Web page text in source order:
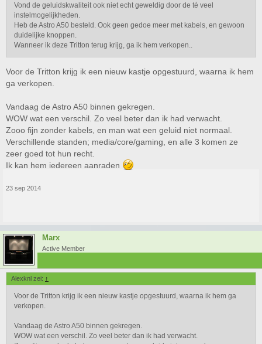
Vond de geluidskwaliteit ook niet echt geweldig door de té veel
instelmogelijkheden.
Heb de Astro A50 besteld. Ook geen gedoe meer met kabels, en gewoon
duidelijke knoppen.
Wanneer ik deze Tritton terug krijg, ga ik hem verkopen..
Voor de Tritton krijg ik een nieuw kastje opgestuurd, waarna ik hem
ga verkopen.
Vandaag de Astro A50 binnen gekregen.
WOW wat een verschil. Zo veel beter dan ik had verwacht.
Zooo fijn zonder kabels, en man wat een geluid niet normaal.
Verschillende standen; media/core/gaming, en alle 3 komen ze
zeer goed tot hun recht.
Ik kan hem iedereen aanraden
23 sep 2014
Marx
Active Member
Alexknl zei: ↑
Voor de Tritton krijg ik een nieuw kastje opgestuurd, waarna ik hem ga
verkopen.
Vandaag de Astro A50 binnen gekregen.
WOW wat een verschil. Zo veel beter dan ik had verwacht.